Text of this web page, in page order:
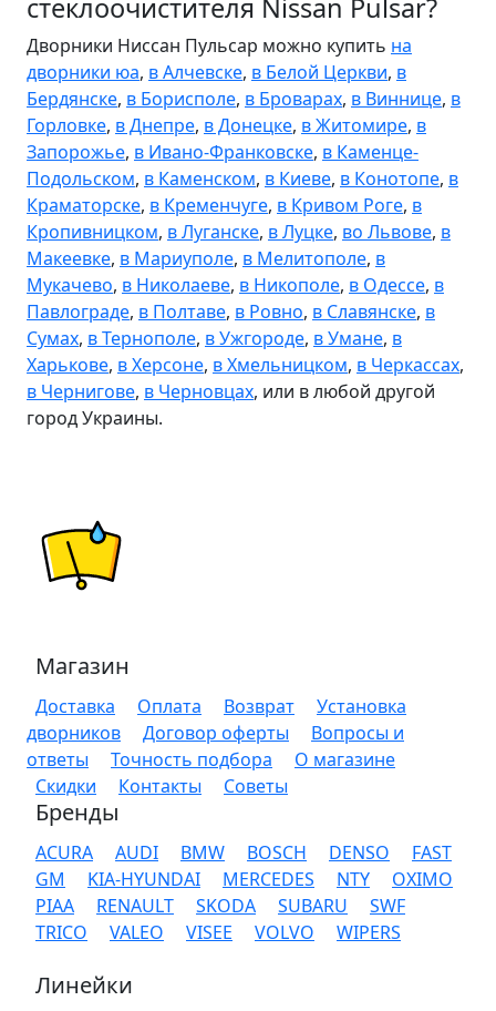
стеклоочистителя Nissan Pulsar?
Дворники Ниссан Пульсар можно купить на
дворники юа, в Алчевске, в Белой Церкви, в
Бердянске, в Борисполе, в Броварах, в Виннице, в
Горловке, в Днепре, в Донецке, в Житомире, в
Запорожье, в Ивано-Франковске, в Каменце-
Подольском, в Каменском, в Киеве, в Конотопе, в
Краматорске, в Кременчуге, в Кривом Роге, в
Кропивницком, в Луганске, в Луцке, во Львове, в
Макеевке, в Мариуполе, в Мелитополе, в
Мукачево, в Николаеве, в Никополе, в Одессе, в
Павлограде, в Полтаве, в Ровно, в Славянске, в
Сумах, в Тернополе, в Ужгороде, в Умане, в
Харькове, в Херсоне, в Хмельницком, в Черкассах,
в Чернигове, в Черновцах, или в любой другой
город Украины.
Магазин
Доставка Оплата Возврат
Установка
дворников
Договор оферты
Вопросы и
ответы
Точность подбора
О магазине
Скидки
Контакты Советы
Бренды
ACURA AUDI BMW BOSCH DENSO
FAST
GM
KIA-HYUNDAI MERCEDES NTY
OXIMO
PIAA
RENAULT SKODA SUBARU
SWF
TRICO
VALEO VISEE VOLVO WIPERS
Линейки